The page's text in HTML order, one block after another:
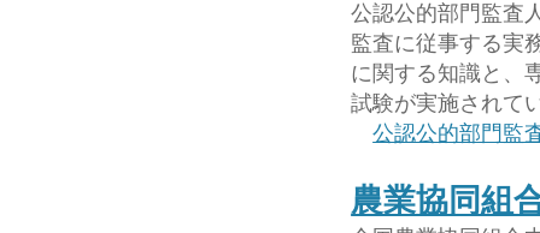
公認公的部門監査
監査に従事する実
に関する知識と、
試験が実施されて
公認公的部門監
農業協同組